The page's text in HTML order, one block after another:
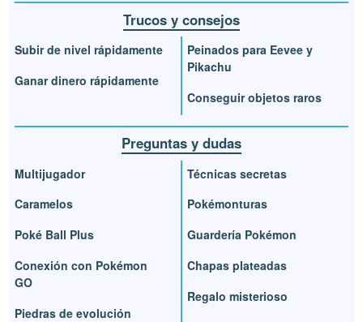
Trucos y consejos
Subir de nivel rápidamente
Ganar dinero rápidamente
Peinados para Eevee y
Pikachu
Conseguir objetos raros
Preguntas y dudas
Multijugador
Caramelos
Poké Ball Plus
Conexión con Pokémon
GO
Piedras de evolución
Técnicas secretas
Pokémonturas
Guardería Pokémon
Chapas plateadas
Regalo misterioso